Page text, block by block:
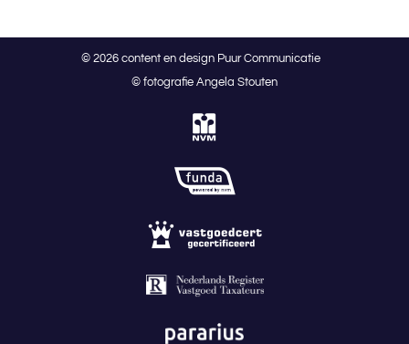
© 2026 content en design Puur Communicatie
© fotografie Angela Stouten